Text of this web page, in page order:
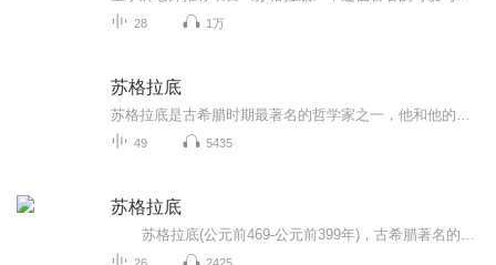
28 1万
苏格拉底
49 5435
苏格拉底